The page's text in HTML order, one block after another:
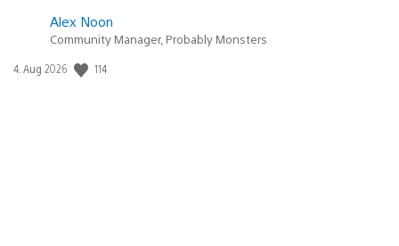
Alex Noon
Community Manager, Probably Monsters
Veröffentlichungsdatum:
4. Aug 2026 114